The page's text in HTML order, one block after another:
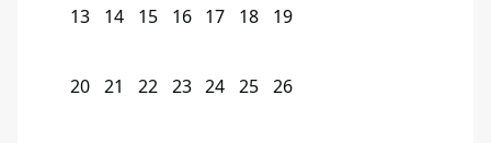
13 14 15 16 17 18 19
20 21 22 23 24 25 26